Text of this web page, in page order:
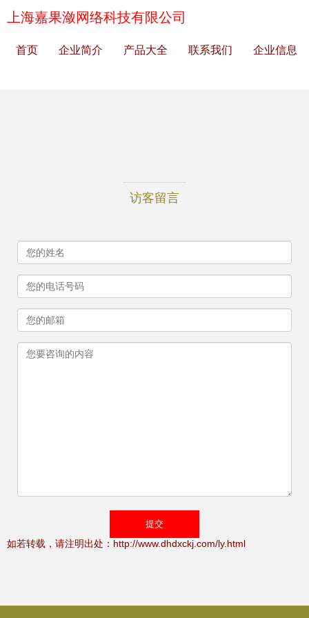
上海嘉果潋网络科技有限公司
首页 企业简介 产品大全 联系我们 企业信息
访客留言
如若转载，请注明出处：http://www.dhdxckj.com/ly.html